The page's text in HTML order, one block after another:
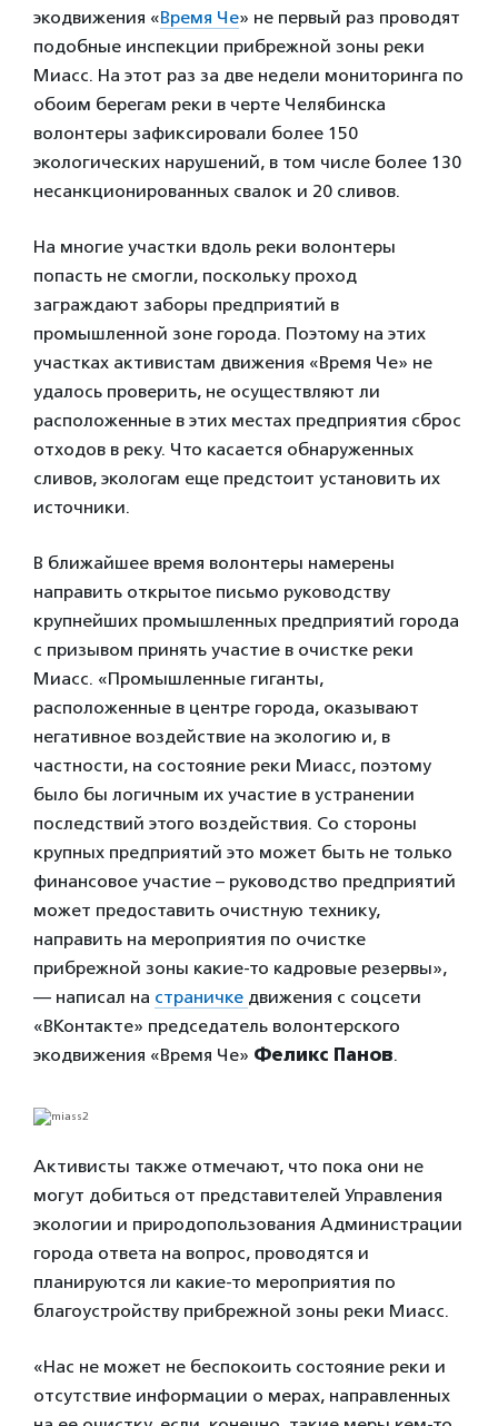
экодвижения «Время Че» не первый раз проводят
подобные инспекции прибрежной зоны реки
Миасс. На этот раз за две недели мониторинга по
обоим берегам реки в черте Челябинска
волонтеры зафиксировали более 150
экологических нарушений, в том числе более 130
несанкционированных свалок и 20 сливов.
На многие участки вдоль реки волонтеры
попасть не смогли, поскольку проход
заграждают заборы предприятий в
промышленной зоне города. Поэтому на этих
участках активистам движения «Время Че» не
удалось проверить, не осуществляют ли
расположенные в этих местах предприятия сброс
отходов в реку. Что касается обнаруженных
сливов, экологам еще предстоит установить их
источники.
В ближайшее время волонтеры намерены
направить открытое письмо руководству
крупнейших промышленных предприятий города
с призывом принять участие в очистке реки
Миасс. «Промышленные гиганты,
расположенные в центре города, оказывают
негативное воздействие на экологию и, в
частности, на состояние реки Миасс, поэтому
было бы логичным их участие в устранении
последствий этого воздействия. Со стороны
крупных предприятий это может быть не только
финансовое участие – руководство предприятий
может предоставить очистную технику,
направить на мероприятия по очистке
прибрежной зоны какие-то кадровые резервы»,
— написал на страничке движения с соцсети
«ВКонтакте» председатель волонтерского
экодвижения «Время Че» Феликс Панов.
Активисты также отмечают, что пока они не
могут добиться от представителей Управления
экологии и природопользования Администрации
города ответа на вопрос, проводятся и
планируются ли какие-то мероприятия по
благоустройству прибрежной зоны реки Миасс.
«Нас не может не беспокоить состояние реки и
отсутствие информации о мерах, направленных